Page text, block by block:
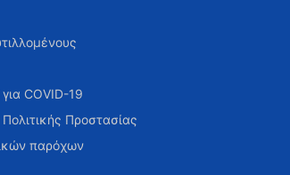
COVID-19
Προστασίας
παρόχων